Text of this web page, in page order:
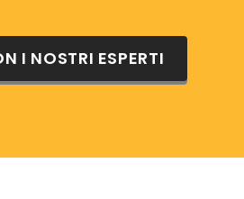
I NOSTRI ESPERTI